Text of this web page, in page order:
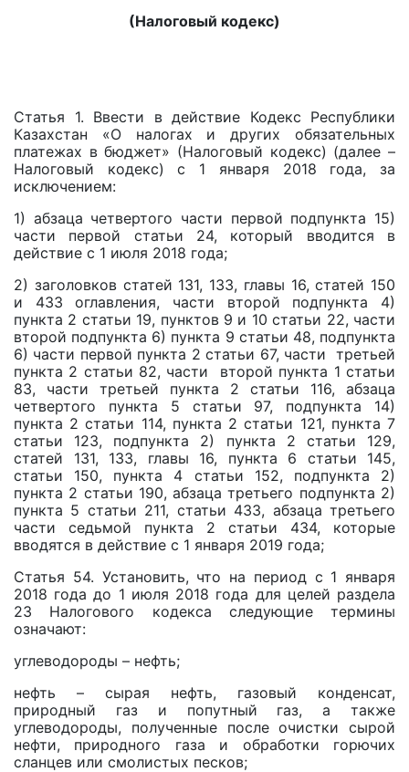
(Налоговый кодекс)
Статья 1. Ввести в действие Кодекс Республики
Казахстан «О налогах и других обязательных
платежах в бюджет» (Налоговый кодекс) (далее –
Налоговый кодекс) с 1 января 2018 года, за
исключением:
1) абзаца четвертого части первой подпункта 15)
части первой статьи 24, который вводится в
действие с 1 июля 2018 года;
2) заголовков статей 131, 133, главы 16, статей 150
и 433 оглавления, части второй подпункта 4)
пункта 2 статьи 19, пунктов 9 и 10 статьи 22, части
второй подпункта 6) пункта 9 статьи 48, подпункта
6) части первой пункта 2 статьи 67, части третьей
пункта 2 статьи 82, части второй пункта 1 статьи
83, части третьей пункта 2 статьи 116, абзаца
четвертого пункта 5 статьи 97, подпункта 14)
пункта 2 статьи 114, пункта 2 статьи 121, пункта 7
статьи 123, подпункта 2) пункта 2 статьи 129,
статей 131, 133, главы 16, пункта 6 статьи 145,
статьи 150, пункта 4 статьи 152, подпункта 2)
пункта 2 статьи 190, абзаца третьего подпункта 2)
пункта 5 статьи 211, статьи 433, абзаца третьего
части седьмой пункта 2 статьи 434, которые
вводятся в действие с 1 января 2019 года;
Статья 54. Установить, что на период с 1 января
2018 года до 1 июля 2018 года для целей раздела
23 Налогового кодекса следующие термины
означают:
углеводороды – нефть;
нефть – сырая нефть, газовый конденсат,
природный газ и попутный газ, а также
углеводороды, полученные после очистки сырой
нефти, природного газа и обработки горючих
сланцев или смолистых песков;